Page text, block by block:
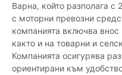
Варна, който разполага с
с моторни превозни
компанията включва
както и на товарни и
Компанията осигурява
ориентирани към